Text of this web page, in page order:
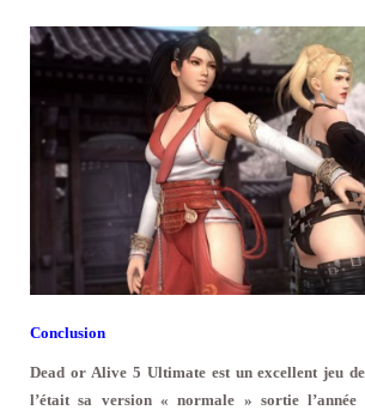
Conclusion
Dead or Alive 5 Ultimate est un excellent jeu
l’était sa version « normale » sortie l’année